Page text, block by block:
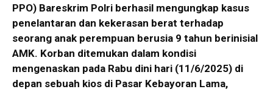
PPO) Bareskrim Polri berhasil mengungkap kasus
penelantaran dan kekerasan berat terhadap
seorang anak perempuan berusia 9 tahun berinisial
AMK. Korban ditemukan dalam kondisi
mengenaskan pada Rabu dini hari (11/6/2025) di
depan sebuah kios di Pasar Kebayoran Lama,